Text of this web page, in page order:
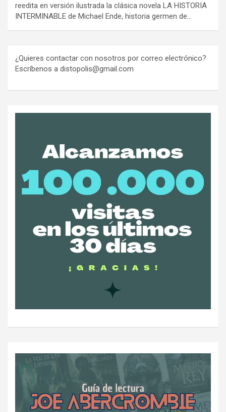
reedita en versión ilustrada la clásica novela LA HISTORIA
INTERMINABLE de Michael Ende, historia germen de…
¿Quieres contactar con nosotros por correo electrónico?
Escríbenos a distopolis@gmail.com